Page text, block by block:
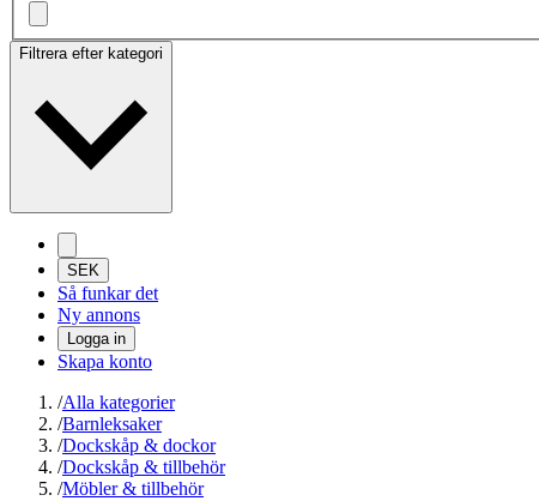
Filtrera efter kategori
SEK
Så funkar det
Ny annons
Logga in
Skapa konto
/Alla kategorier
/Barnleksaker
/Dockskåp & dockor
/Dockskåp & tillbehör
/Möbler & tillbehör